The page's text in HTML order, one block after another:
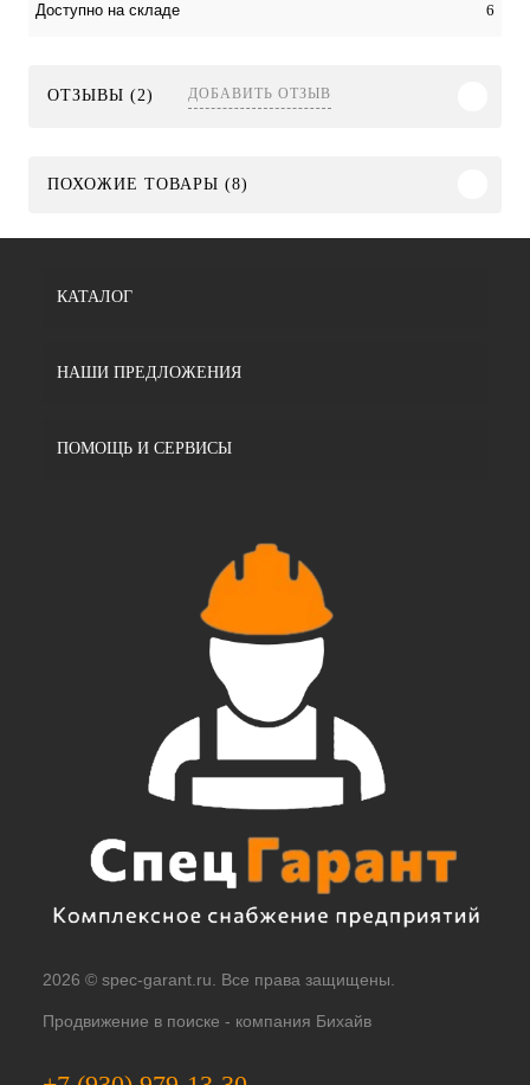
Доступно на складе 6
ОТЗЫВЫ (2) ДОБАВИТЬ ОТЗЫВ
ПОХОЖИЕ ТОВАРЫ (8)
КАТАЛОГ
НАШИ ПРЕДЛОЖЕНИЯ
ПОМОЩЬ И СЕРВИСЫ
2026 © spec-garant.ru. Все права защищены.
Продвижение в поиске - компания Бихайв